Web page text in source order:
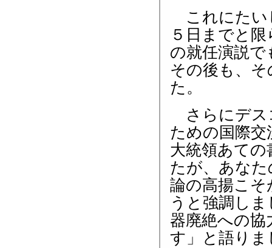
これにたい
５日までと
の就任演説
その後も、
た。
さらにデス
ための国際
大統領あて
たが、あな
論の高揚こそ
うと強調し
器廃絶への
す」と語りま